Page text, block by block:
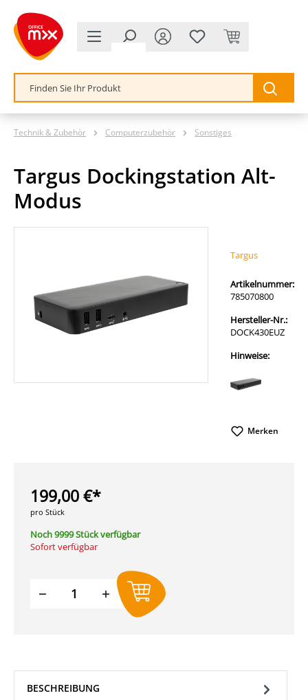
springen
Technik & Zubehör Computerzubehör Sonstiges
Targus Dockingstation Alt-
Modus
Targus
Artikelnummer:
785070800
Hersteller-Nr.:
DOCK430EUZ
Hinweise:
Merken
199,00 €*
pro Stück
Noch 9999 Stück verfügbar
Sofort verfügbar
Produkt Anzahl: Gib den
BESCHREIBUNG